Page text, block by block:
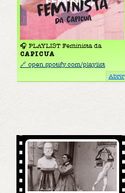
🎧 PLAYLIST Feminista da
CAPICUA
🔗 open.spotify.com/playlist
Abrir